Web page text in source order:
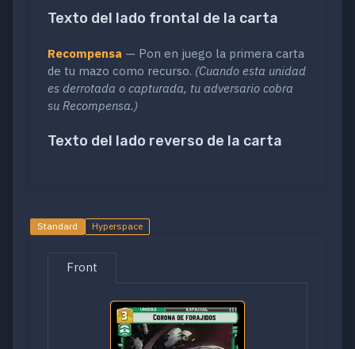
Texto del lado frontal de la carta
Recompensa — Pon en juego la primera carta
de tu mazo como recurso. (Cuando esta unidad
es derrotada o capturada, tu adversario cobra
su Recompensa.)
Texto del lado reverso de la carta
Standard Hyperspace
Front